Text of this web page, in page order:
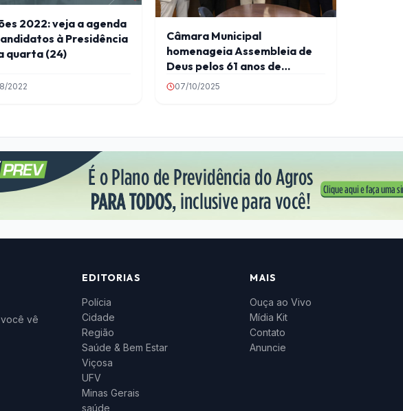
2022: veja a agenda
à Presidência
quarta (24)
2022
Câmara Municipal
homenageia Assembleia de
Deus pelos 61 anos de
atuação em Viçosa
07/10/2025
vê
EDITORIAS
Polícia
Cidade
Região
Saúde & Bem Estar
Viçosa
UFV
Minas Gerais
saúde
MAIS
Ouça ao Vivo
Mídia Kit
Contato
Anuncie